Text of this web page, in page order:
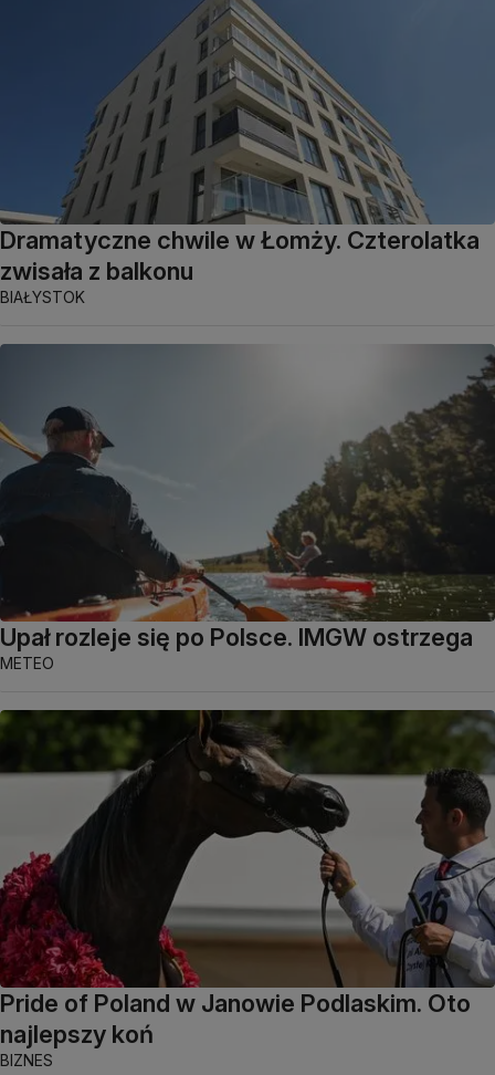
Dramatyczne chwile w Łomży. Czterolatka
zwisała z balkonu
BIAŁYSTOK
Upał rozleje się po Polsce. IMGW ostrzega
METEO
Pride of Poland w Janowie Podlaskim. Oto
najlepszy koń
BIZNES